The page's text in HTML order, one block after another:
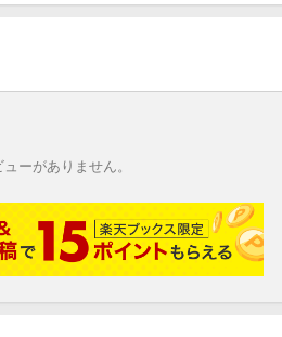
ーがありません。